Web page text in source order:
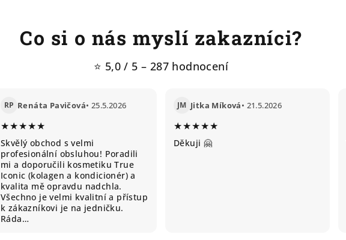
Co si o nás myslí zakazníci?
⭐ 5,0 / 5 – 287 hodnocení
RP Renáta Pavičová• 25.5.2026
★★★★★
Skvělý obchod s velmi
profesionální obsluhou! Poradili
mi a doporučili kosmetiku True
Iconic (kolagen a kondicionér) a
kvalita mě opravdu nadchla.
Všechno je velmi kvalitní a přístup
k zákazníkovi je na jedničku.
Ráda…
JM Jitka Míková• 21.5.2026
★★★★★
Děkuji 🤗